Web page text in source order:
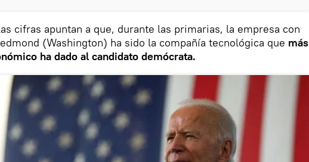
cifras apuntan a que, durante las primarias, la empresa con
(Washington) ha sido la compañía tecnológica que más
ha dado al candidato demócrata.